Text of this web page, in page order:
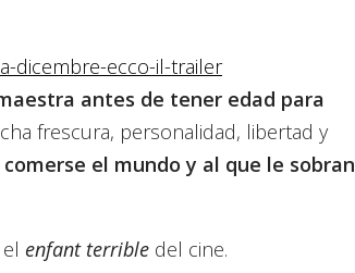
antes de tener edad para
frescura, personalidad, libertad y
el mundo y al que le sobran
enfant terrible del cine.